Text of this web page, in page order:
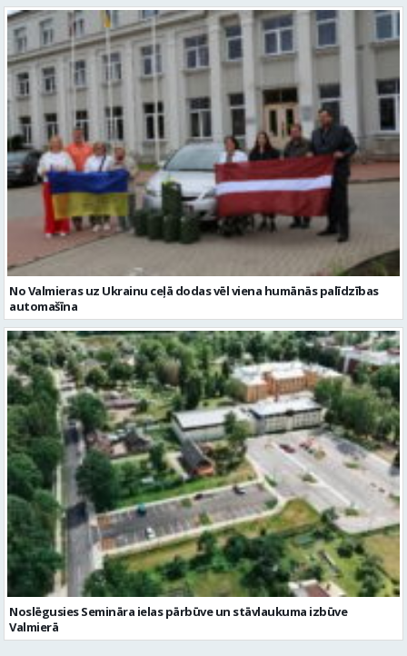
No Valmieras uz Ukrainu ceļā dodas vēl viena humānās palīdzības
automašīna
Noslēgusies Semināra ielas pārbūve un stāvlaukuma izbūve
Valmierā